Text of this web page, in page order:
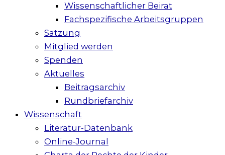
Wissenschaftlicher Beirat
Fachspezifische Arbeitsgruppen
Satzung
Mitglied werden
Spenden
Aktuelles
Beitragsarchiv
Rundbriefarchiv
Wissenschaft
Literatur-Datenbank
Online-Journal